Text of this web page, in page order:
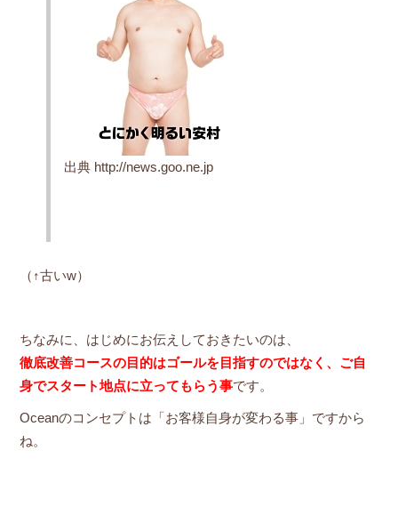
出典 http://news.goo.ne.jp
（↑古いw）
ちなみに、はじめにお伝えしておきたいのは、
徹底改善コースの目的はゴールを目指すのではなく、ご自
身でスタート地点に立ってもらう事です。
Oceanのコンセプトは「お客様自身が変わる事」ですから
ね。